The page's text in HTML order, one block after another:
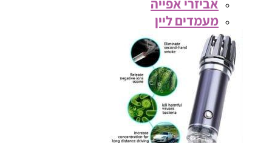
מעמדים ליין